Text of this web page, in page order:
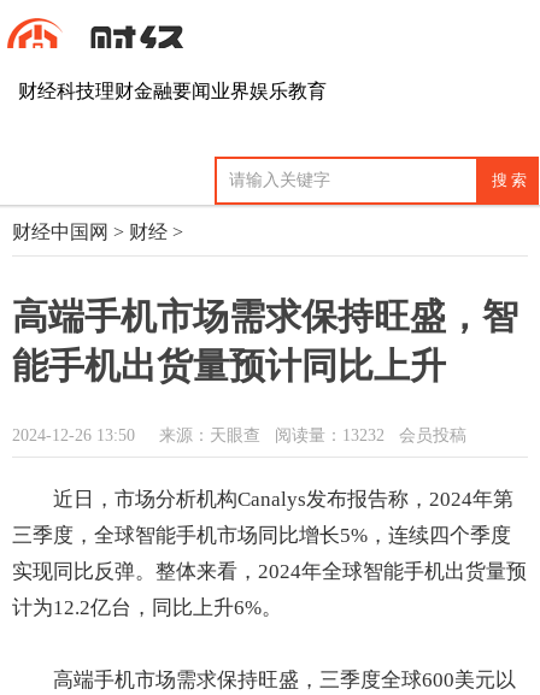
财经科技理财金融要闻业界娱乐教育
财经中国网 > 财经 >
高端手机市场需求保持旺盛，智
能手机出货量预计同比上升
2024-12-26 13:50 来源：天眼查 阅读量：13232 会员投稿
近日，市场分析机构Canalys发布报告称，2024年第
三季度，全球智能手机市场同比增长5%，连续四个季度
实现同比反弹。整体来看，2024年全球智能手机出货量预
计为12.2亿台，同比上升6%。
高端手机市场需求保持旺盛，三季度全球600美元以